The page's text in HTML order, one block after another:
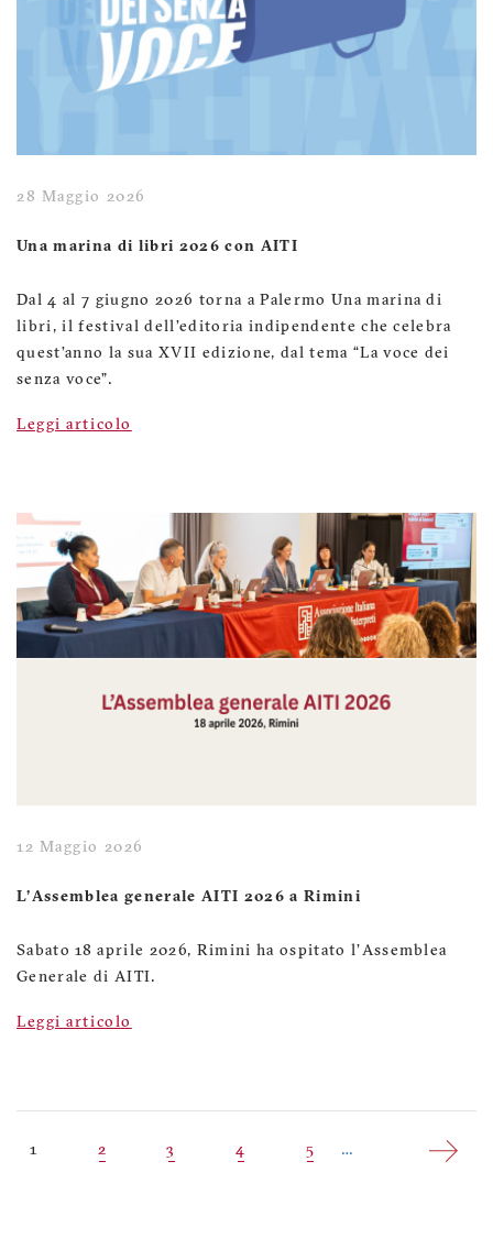
28 Maggio 2026
Una marina di libri 2026 con AITI
Dal 4 al 7 giugno 2026 torna a Palermo Una marina di
libri, il festival dell’editoria indipendente che celebra
quest’anno la sua XVII edizione, dal tema “La voce dei
senza voce”.
Leggi articolo
12 Maggio 2026
L'Assemblea generale AITI 2026 a Rimini
Sabato 18 aprile 2026, Rimini ha ospitato l'Assemblea
Generale di AITI.
Leggi articolo
Pagina
1 Pagina
2 Pagina
3 Pagina
4 Pagina
5 …